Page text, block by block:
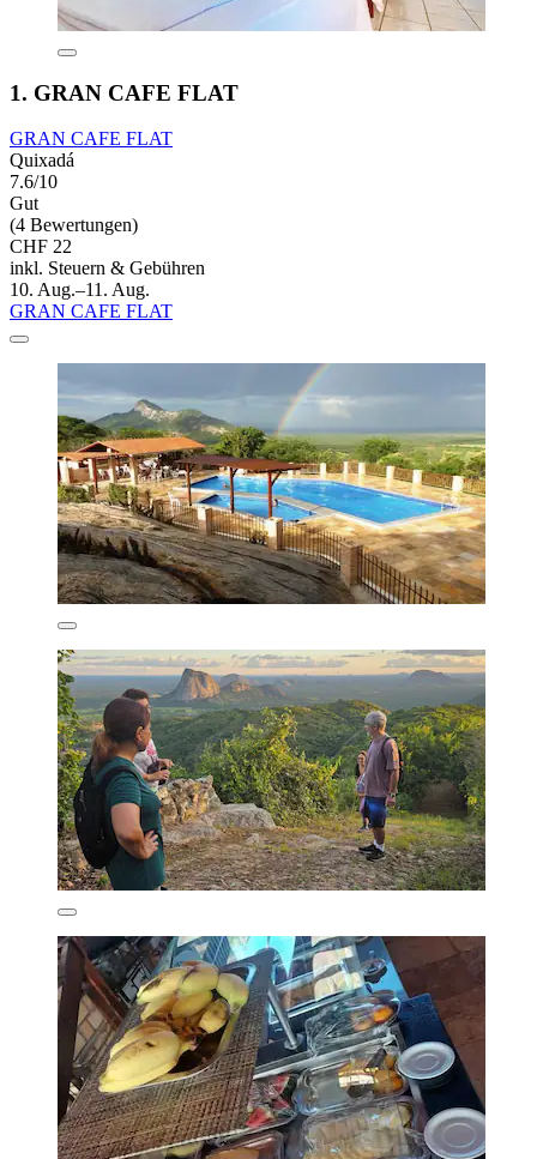
1. GRAN CAFE FLAT
GRAN CAFE FLAT
Quixadá
7.6/10
Gut
(4 Bewertungen)
CHF 22
inkl. Steuern & Gebühren
10. Aug.–11. Aug.
GRAN CAFE FLAT